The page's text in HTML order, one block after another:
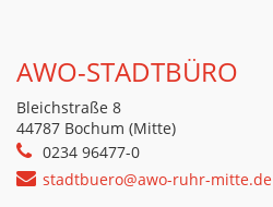
AWO-STADTBÜRO
Bleichstraße 8
44787 Bochum (Mitte)
0234 96477-0
stadtbuero@awo-ruhr-mitte.de